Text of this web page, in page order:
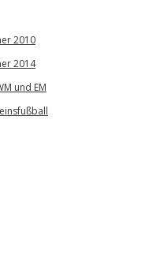
2010
2014
und EM